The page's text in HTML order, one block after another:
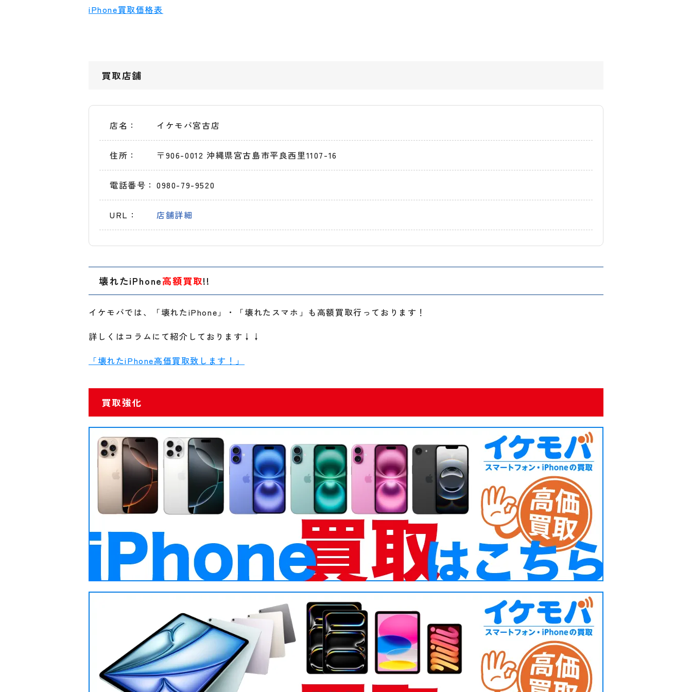
iPhone買取価格表
買取店舗
店名： イケモバ宮古店
住所： 〒906-0012 沖縄県宮古島市平良西里1107-16
電話番号： 0980-79-9520
URL： 店舗詳細
壊れたiPhone高額買取!!
イケモバでは、「壊れたiPhone」・「壊れたスマホ」も高額買取行っております！
詳しくはコラムにて紹介しております↓↓
「壊れたiPhone高価買取致します！」
買取強化